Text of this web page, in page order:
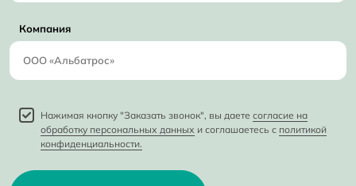
Компания
Нажимая кнопку "Заказать звонок", вы даете согласие на
обработку персональных данных и соглашаетесь с политикой
конфиденциальности.